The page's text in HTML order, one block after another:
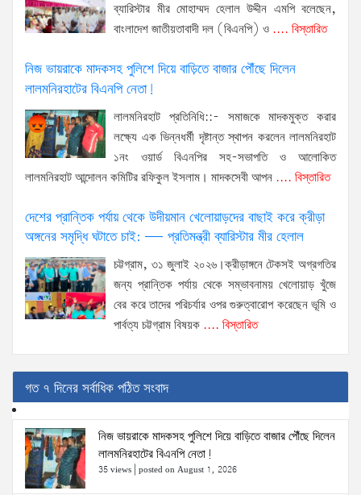
ব্যারিস্টার মীর মোহাম্মদ হেলাল উদ্দীন এমপি বলেছেন,
বাংলাদেশ জাতীয়তাবাদী দল (বিএনপি) ও .... বিস্তারিত
নিজ ভায়রাকে মাদকসহ পুলিশে দিয়ে বাড়িতে বাজার পৌঁছে দিলেন
লালমনিরহাটের বিএনপি নেতা!
লালমনিরহাট প্রতিনিধি::- সমাজকে মাদকমুক্ত করার
লক্ষ্যে এক ভিন্নধর্মী দৃষ্টান্ত স্থাপন করলেন লালমনিরহাট
১নং ওয়ার্ড বিএনপির সহ-সভাপতি ও আলোকিত
লালমনিরহাট আন্দোলন কমিটির রফিকুল ইসলাম। মাদকসেবী আপন .... বিস্তারিত
দেশের প্রান্তিক পর্যায় থেকে উদীয়মান খেলোয়াড়দের বাছাই করে ক্রীড়া
অঙ্গনের সমৃদ্ধি ঘটাতে চাই: — প্রতিমন্ত্রী ব্যারিস্টার মীর হেলাল
চট্টগ্রাম, ৩১ জুলাই ২০২৬।ক্রীড়াঙ্গনে টেকসই অগ্রগতির
জন্য প্রান্তিক পর্যায় থেকে সম্ভাবনাময় খেলোয়াড় খুঁজে
বের করে তাদের পরিচর্যার ওপর গুরুত্বারোপ করেছেন ভূমি ও
পার্বত্য চট্টগ্রাম বিষয়ক .... বিস্তারিত
গত ৭ দিনের সর্বাধিক পঠিত সংবাদ
নিজ ভায়রাকে মাদকসহ পুলিশে দিয়ে বাড়িতে বাজার পৌঁছে দিলেন
লালমনিরহাটের বিএনপি নেতা!
35 views posted on August 1, 2026